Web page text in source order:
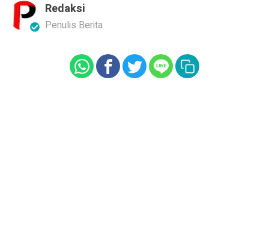
Redaksi
Penulis Berita